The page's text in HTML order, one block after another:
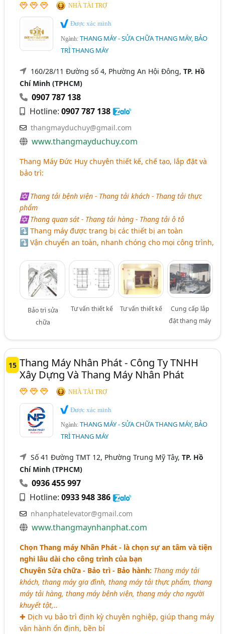
NHÀ TÀI TRỢ
Được xác minh
Ngành:THANG MÁY - SỬA CHỮA THANG MÁY, BẢO
TRÌ THANG MÁY
160/28/11 Đường số 4, Phường An Hội Đông,TP. Hồ
Chí Minh (TPHCM)
0907 787 138
Hotline:0907 787 138
thangmayduchuy@gmail.com
www.thangmayduchuy.com
Thang Máy Đức Huy chuyên thiết kế, chế tạo, lắp đặt và
bảo trì:
✡ Thang tải bệnh viện - Thang tải khách - Thang tải thực
phẩm
✡ Thang quan sát - Thang tải hàng - Thang tải ô tô
⤵ Thang máy được trang bị các thiết bị an toàn
⤵ Vận chuyển an toàn, nhanh chóng cho mọi công trình,
Bảo trì sửa
chữa
Tư vấn thiết kế Tư vấn thiết kế
Cung cấp lắp
đặt thang máy
15 Thang Máy Nhân Phát - Công Ty TNHH
Xây Dựng Và Thang Máy Nhân Phát
NHÀ TÀI TRỢ
Được xác minh
Ngành:THANG MÁY - SỬA CHỮA THANG MÁY, BẢO
TRÌ THANG MÁY
Số 41 Đường TMT 12, Phường Trung Mỹ Tây,TP. Hồ
Chí Minh (TPHCM)
0936 455 997
Hotline:0933 948 386
nhanphatelevator@gmail.com
www.thangmaynhanphat.com
Chọn Thang máy Nhân Phát - là chọn sự an tâm và tiện
nghi lâu dài cho công trình của bạn
Chuyên Sửa chữa - Bảo trì - Bảo hành: Thang máy tải
khách, thang máy gia đình, thang máy tải thực phẩm, thang
máy tải hàng, thang máy bệnh viện, thang máy cho người
khuyết tật,..
✚ Dịch vụ bảo trì định kỳ chuyên nghiệp, giúp thang máy
vận hành ổn định, bền bỉ